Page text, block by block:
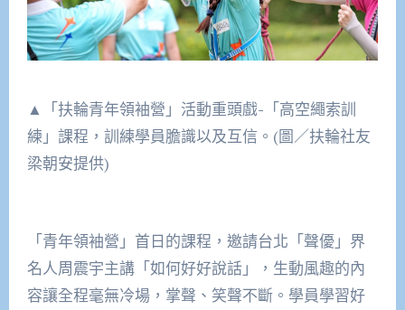
▲「扶輪青年領袖營」活動重頭戲-「高空繩索訓
練」課程，訓練學員膽識以及互信。(圖／扶輪社友
梁朝安提供)
「青年領袖營」首日的課程，邀請台北「聲優」界
名人周震宇主講「如何好好說話」，生動風趣的內
容讓全程毫無冷場，掌聲、笑聲不斷。學員學習好